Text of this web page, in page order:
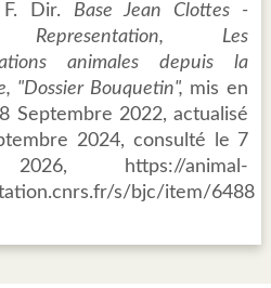
F. Dir. Base Jean Clottes -
Representation, Les
animales depuis la
"Dossier Bouquetin", mis en
Septembre 2022, actualisé
2024, consulté le 7
https://animal-
s/bjc/item/6488